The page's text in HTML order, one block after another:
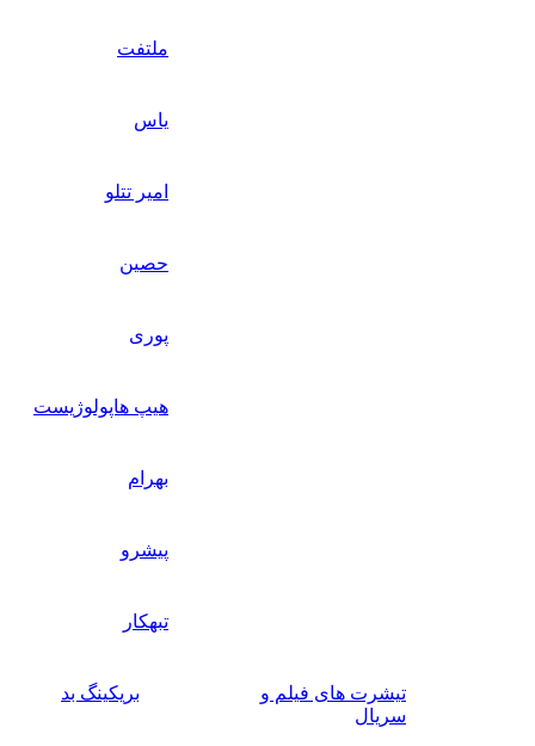
ملتفت
یاس
امیر تتلو
حصین
پوری
هیپ هاپولوژیست
بهرام
پیشرو
تبهکار
تیشرت های فیلم و
سریال
بریکینگ بد